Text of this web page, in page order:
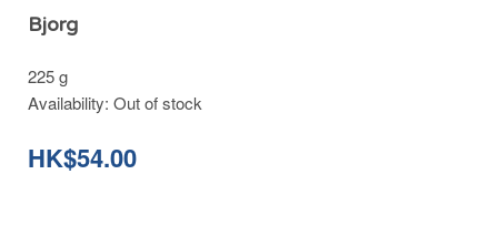
Bjorg
225 g
Availability: Out of stock
HK$54.00